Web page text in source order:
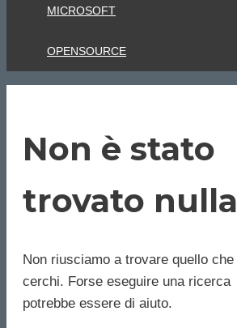
MICROSOFT
OPENSOURCE
Non è stato
trovato nulla
Non riusciamo a trovare quello che
cerchi. Forse eseguire una ricerca
potrebbe essere di aiuto.